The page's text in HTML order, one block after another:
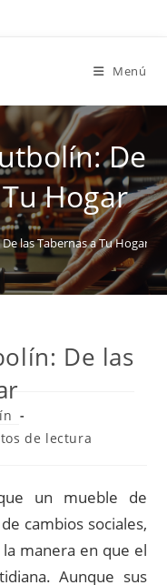
Menú
De
Hogar
las Tabernas a Tu Hogar
De las
de lectura
un mueble de
cambios sociales,
manera en que el
Aunque sus